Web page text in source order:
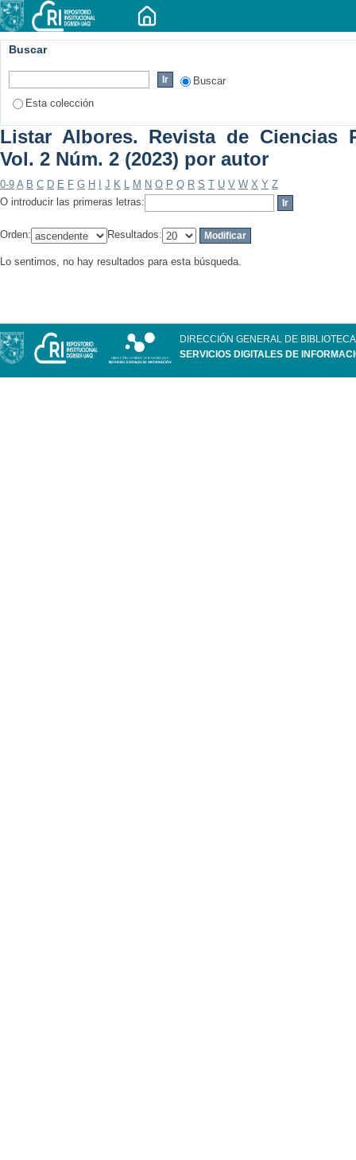
Buscar
Buscar
Esta colección
Listar Albores. Revista de Ciencias
Vol. 2 Núm. 2 (2023) por autor
0-9 A B C D E F G H J K L M N O P Q R S T U V W X Y Z
O introducir las primeras letras:
Orden: Resultados:
Lo sentimos, no hay resultados para esta búsqueda.
DIRECCIÓN GENERAL DE
SERVICIOS DIGITALES DE